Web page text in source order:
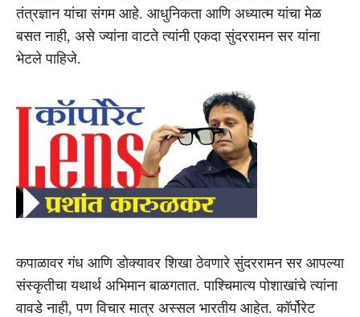
तंत्रज्ञान यांचा संगम आहे. आधुनिकता आणि अध्यात्म यांचा मेळ
बसत नाही, असे ज्यांना वाटते त्यांनी एकदा सुंदररामन सर यांना
भेटले पाहिजे.
कपाळावर गंध आणि डोक्यावर शिखा ठेवणारे सुंदररामन सर आपल्या
संस्कृतीचा यथार्थ अभिमान बाळगतात. पाश्चिमात्य पोशाखांचे त्यांना
वावडे नाही, पण विचार मात्र अस्सल भारतीय आहेत. कॉर्पोरेट